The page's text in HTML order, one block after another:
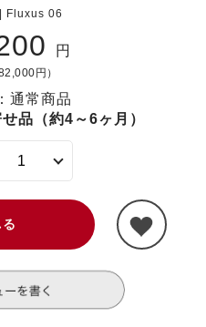
Fluxus 06
円
円）
通常商品
品（約4～6ヶ月）